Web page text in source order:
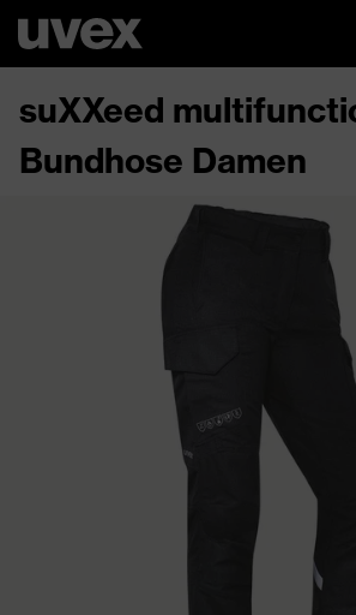
suXXeed
Bundhose Damen